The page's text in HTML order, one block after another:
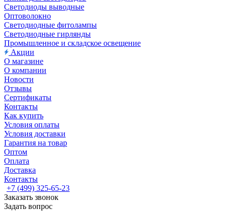
Светодиоды выводные
Оптоволокно
Светодиодные фитолампы
Светодиодные гирлянды
Промышленное и складское освещение
Акции
О магазине
О компании
Новости
Отзывы
Сертификаты
Контакты
Как купить
Условия оплаты
Условия доставки
Гарантия на товар
Оптом
Оплата
Доставка
Контакты
+7 (499) 325-65-23
Заказать звонок
Задать вопрос